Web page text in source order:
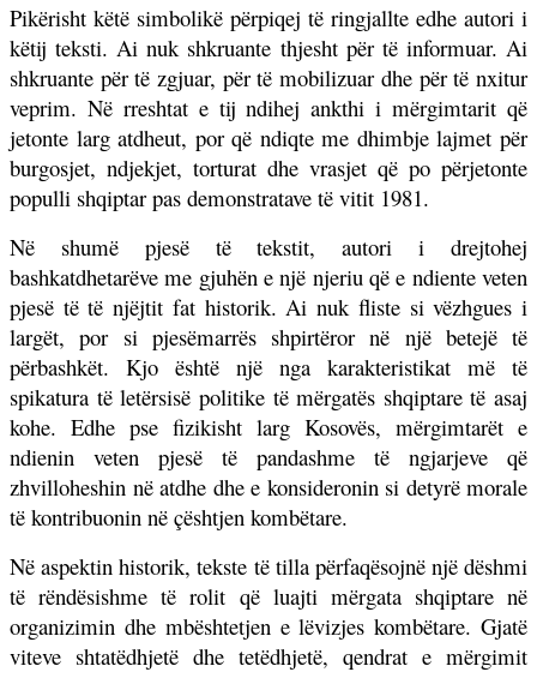
Pikërisht këtë simbolikë përpiqej të ringjallte edhe autori i
këtij teksti. Ai nuk shkruante thjesht për të informuar. Ai
shkruante për të zgjuar, për të mobilizuar dhe për të nxitur
veprim. Në rreshtat e tij ndihej ankthi i mërgimtarit që
jetonte larg atdheut, por që ndiqte me dhimbje lajmet për
burgosjet, ndjekjet, torturat dhe vrasjet që po përjetonte
populli shqiptar pas demonstratave të vitit 1981.
Në shumë pjesë të tekstit, autori i drejtohej
bashkatdhetarëve me gjuhën e një njeriu që e ndiente veten
pjesë të të njëjtit fat historik. Ai nuk fliste si vëzhgues i
largët, por si pjesëmarrës shpirtëror në një betejë të
përbashkët. Kjo është një nga karakteristikat më të
spikatura të letërsisë politike të mërgatës shqiptare të asaj
kohe. Edhe pse fizikisht larg Kosovës, mërgimtarët e
ndienin veten pjesë të pandashme të ngjarjeve që
zhvilloheshin në atdhe dhe e konsideronin si detyrë morale
të kontribuonin në çështjen kombëtare.
Në aspektin historik, tekste të tilla përfaqësojnë një dëshmi
të rëndësishme të rolit që luajti mërgata shqiptare në
organizimin dhe mbështetjen e lëvizjes kombëtare. Gjatë
viteve shtatëdhjetë dhe tetëdhjetë, qendrat e mërgimit